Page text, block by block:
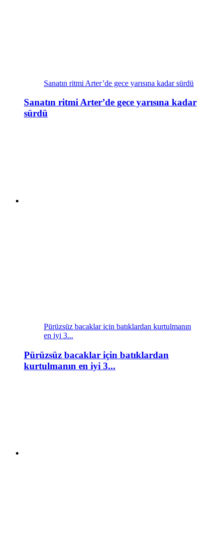
Sanatın ritmi Arter’de gece yarısına kadar sürdü
Sanatın ritmi Arter’de gece yarısına kadar
sürdü
Pürüzsüz bacaklar için batıklardan kurtulmanın
en iyi 3...
Pürüzsüz bacaklar için batıklardan
kurtulmanın en iyi 3...